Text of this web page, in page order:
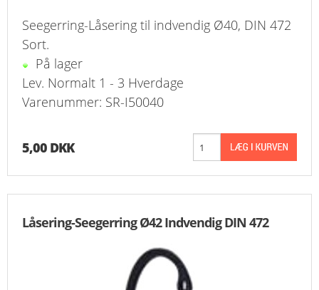
Seegerring-Låsering til indvendig Ø40, DIN 472
Sort.
På lager
Lev. Normalt 1 - 3 Hverdage
Varenummer: SR-I50040
5,00 DKK
Låsering-Seegerring Ø42 Indvendig DIN 472